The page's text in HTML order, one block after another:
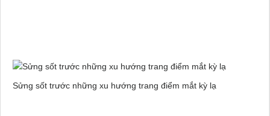
Sửng sốt trước những xu hướng trang điểm mắt kỳ lạ